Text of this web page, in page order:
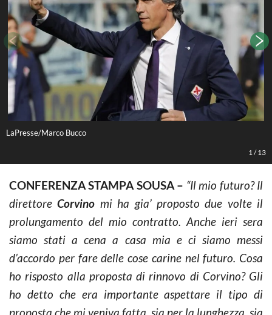
LaPresse/Marco Bucco
1 /13
CONFERENZA STAMPA SOUSA – “Il mio futuro? Il
direttoreCorvino mi ha gia’ proposto due volte il
prolungamento del mio contratto. Anche ieri sera
siamo stati a cena a casa mia e ci siamo messi
d’accordo per fare delle cose carine nel futuro. Cosa
ho risposto alla proposta di rinnovo di Corvino? Gli
ho detto che era importante aspettare il tipo di